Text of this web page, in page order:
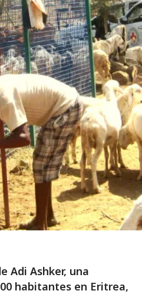
Adi Ashker, una
habitantes en Eritrea,